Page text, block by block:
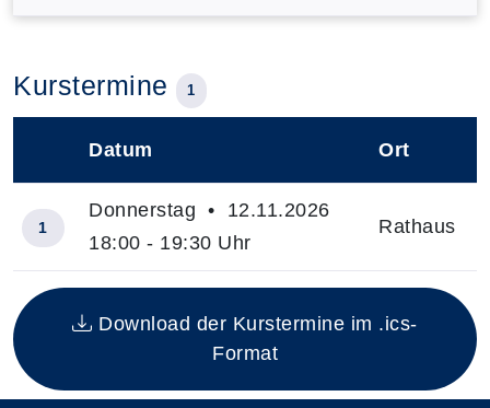
Kurstermine 1
Insgesamt gibt es 1 Termine zum diesen Kurs
Datum Ort
1
Donnerstag • 12.11.2026
18:00 - 19:30 Uhr
Rathaus
Download der Kurstermine im .ics-
Format